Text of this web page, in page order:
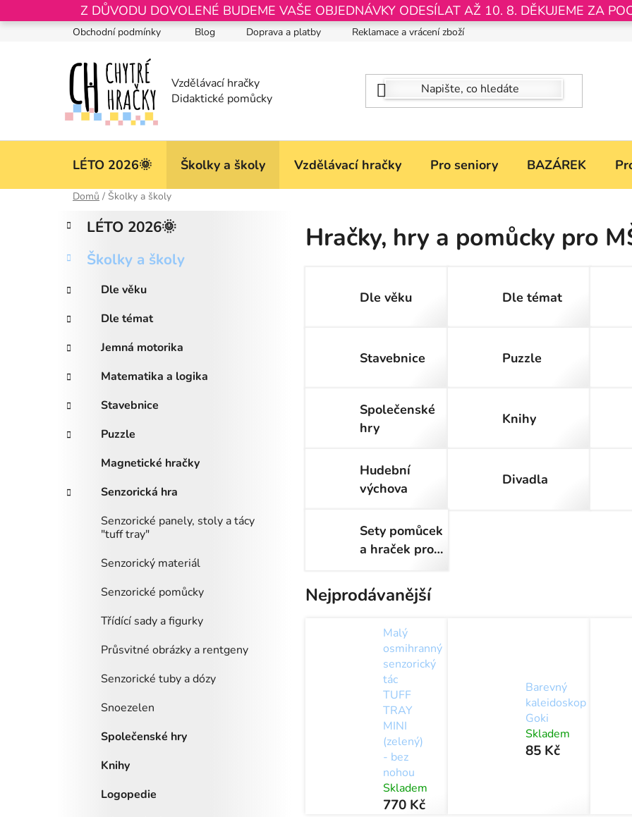
na
Z DŮVODU DOVOLENÉ BUDEME VAŠE OBJEDNÁVKY ODESÍLAT AŽ 10. 8. DĚKUJEME ZA
Obchodní podmínky Blog Doprava a platby Reklamace a vrácení zboží
LÉTO 2026🌞 Školky a školy Vzdělávací hračky Pro seniory BAZÁREK
Domů / Školky a školy
P
s
r
a
n
n
p
a
e
Přeskočit
kategorie
K
a
e
o
i
e
LÉTO 2026🌞
Školky a školy
Dle věku
Dle témat
Jemná motorika
Matematika a logika
Stavebnice
Puzzle
Magnetické hračky
Senzorická hra
Senzorické panely, stoly a tácy
"tuff tray"
Senzorický materiál
Senzorické pomůcky
Třídící sady a figurky
Průsvitné obrázky a rentgeny
Senzorické tuby a dózy
Snoezelen
Společenské hry
Knihy
Logopedie
Hračky, hry a pomůcky pro
Dle věku Dle témat
Stavebnice Puzzle
Společenské
hry
Knihy
Hudební
výchova
Divadla
Sety pomůcek
a hraček pro
Nejprodávanější
Malý
osmihranný
senzorický
tác
TUFF
TRAY
MINI
(zelený)
- bez
nohou
Skladem
770 Kč
Barevný
kaleidoskop
Goki
Skladem
85 Kč